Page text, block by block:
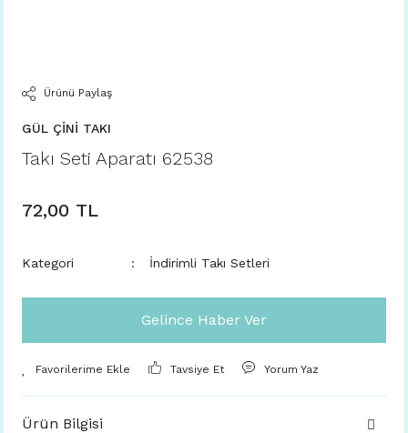
Ürünü Paylaş
GÜL ÇİNİ TAKI
Takı Seti Aparatı 62538
72,00 TL
Kategori İndirimli Takı Setleri
Gelince Haber Ver
Tavsiye Et Yorum Yaz
Ürün Bilgisi